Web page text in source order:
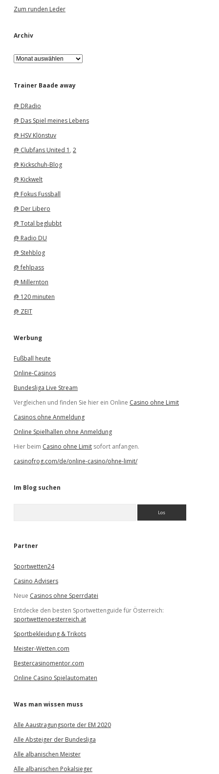
Zum runden Leder
Archiv
A
r
h
Trainer Baade away
@ DRadio
@ Das Spiel meines Lebens
@ HSV Klönstuv
@ Clubfans United 1 , 2
@ Kickschuh-Blog
@ Kickwelt
@ Fokus Fussball
@ Der Libero
@ Total beglubbt
@ Radio DU
@ Stehblog
@ fehlpass
@ Millernton
@ 120 minuten
@ ZEIT
Werbung
Fußball heute
Online-Casinos
Bundesliga Live Stream
Vergleichen und finden Sie hier ein Online Casino ohne Limit
Casinos ohne Anmeldung
Online Spielhallen ohne Anmeldung
Hier beim Casino ohne Limit sofort anfangen.
casinofrog.com/de/online-casino/ohne-limit/
Im Blog suchen
e
Partner
Sportwetten24
Casino Advisers
Neue Casinos ohne Sperrdatei
Entdecke den besten Sportwettenguide für Österreich:
sportwettenoesterreich.at
Sportbekleidung & Trikots
Meister-Wetten.com
Bestercasinomentor.com
Online Casino Spielautomaten
Was man wissen muss
Alle Aaustragungsorte der EM 2020
Alle Absteiger der Bundesliga
Alle albanischen Meister
Alle albanischen Pokalsieger